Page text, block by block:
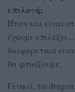
επιλογή;
Ήταν και είναι
έχουμε
διαφορετικά
θα φτιάξουμε.
Γενικά, τα